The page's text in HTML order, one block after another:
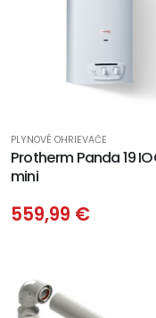
PLYNOVÉ OHRIEVAČE
Protherm Panda 19
mini
559,99 €